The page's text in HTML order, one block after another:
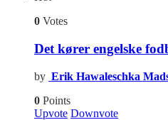
0 Votes
Det kører engelske
by Erik Hawaleschka
0 Points
Upvote Downvote